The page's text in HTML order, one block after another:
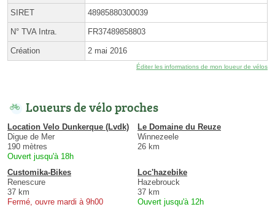
SIRET 48985880300039
N° TVA Intra. FR37489858803
Création 2 mai 2016
Éditer les informations de mon loueur de vélos
Loueurs de vélo proches
Location Velo Dunkerque (Lvdk)
Digue de Mer
190 mètres
Ouvert jusqu'à 18h
Le Domaine du Reuze
Winnezeele
26 km
Customika-Bikes
Renescure
37 km
Fermé, ouvre mardi à 9h00
Loc'hazebike
Hazebrouck
37 km
Ouvert jusqu'à 12h